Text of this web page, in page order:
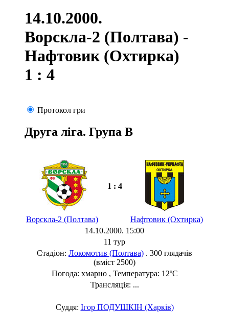
14.10.2000.
Ворскла-2 (Полтава) -
Нафтовик (Охтирка)
1 : 4
Протокол гри
Друга ліга. Група В
1 : 4
Ворскла-2 (Полтава)
Нафтовик (Охтирка)
14.10.2000. 15:00
11 тур
Стадіон: Локомотив (Полтава) . 300 глядачів
(вміст 2500)
Погода: хмарно , Температура: 12ºC
Трансляція: ...
Суддя: Ігор ПОДУШКІН (Харків)